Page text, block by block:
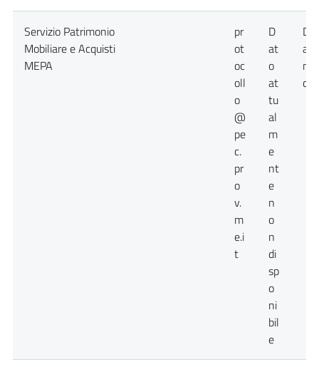
Servizio Patrimonio
Mobiliare e Acquisti
MEPA
pr
ot
oc
oll
o
@
pe
c.
pr
o
v.
m
e.i
t
D
at
o
at
tu
al
m
e
nt
e
n
o
n
di
sp
o
ni
bil
e